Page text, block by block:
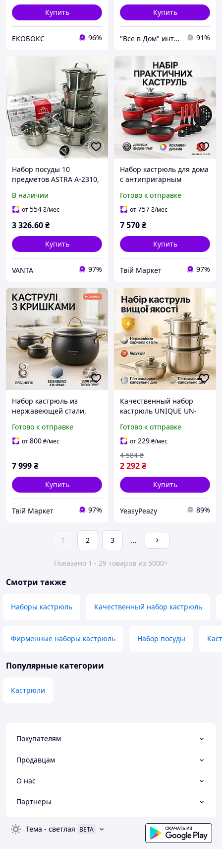
Купить
ЕКОБОКС 96%
Купить
"Все в Дом" интернет-магазин 91%
Набор посуды 10
предметов ASTRA A-2310,
электроплиты, набор
кастрюль
В наличии
от554₴/мес
3 326.60₴
Купить
VANTA 97%
Набор кастрюль для дома
с антипригарным
антипригарных кастрюль
с крышкой WF-78
Готово к отправке
от757₴/мес
7 570₴
Купить
Твій Маркет 97%
Набор кастрюль из
нержавеющей стали,
электрических плит
высоких кастрюль EB-94
Готово к отправке
от800₴/мес
7 999₴
Купить
Твій Маркет 97%
Качественный набор
кастрюль UNIQUE UN-
кастрюль с прочным
антипригарным
покрытием FL-42
Готово к отправке
от229₴/мес
2 292₴
4 584 ₴
Купить
YeasyPeazy 89%
1 2 3 ...
Показано 1 - 29 товаров из 5000+
Смотри также
Наборы кастрюль Качественный набор кастрюль
Фирменные наборы кастрюль Набор посуды
Популярные категории
Кастрюли
Покупателям
Продавцам
О нас
Партнеры
Тема - светлая BETA